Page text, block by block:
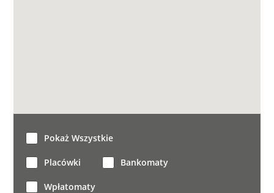
Pokaż Wszystkie
Placówki Bankomaty
Wpłatomaty